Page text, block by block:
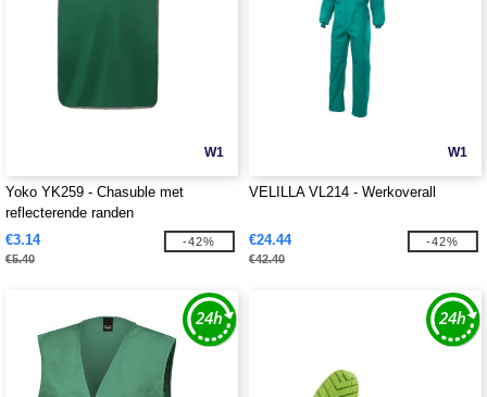
W1
Yoko YK259 - Chasuble met
reflecterende randen
€3.14
€5.40
-42%
W1
VELILLA VL214 - Werkoverall
€24.44
€42.40
-42%